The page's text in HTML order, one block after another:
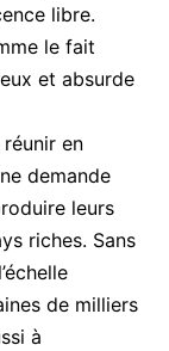
libre.
le fait
et absurde
réunir en
demande
leurs
riches. Sans
de milliers
à